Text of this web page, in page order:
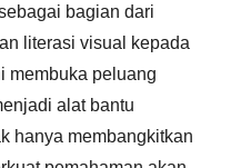
bagian dari
literasi visual kepada
membuka peluang
alat bantu
hanya membangkitkan